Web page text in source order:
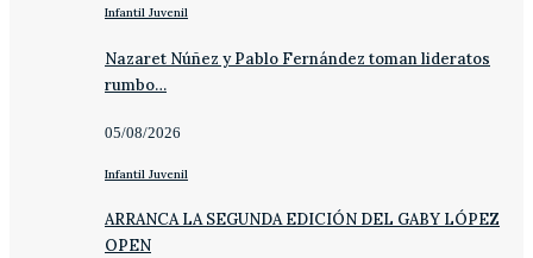
Infantil Juvenil
Nazaret Núñez y Pablo Fernández toman lideratos
rumbo…
05/08/2026
Infantil Juvenil
ARRANCA LA SEGUNDA EDICIÓN DEL GABY LÓPEZ
OPEN